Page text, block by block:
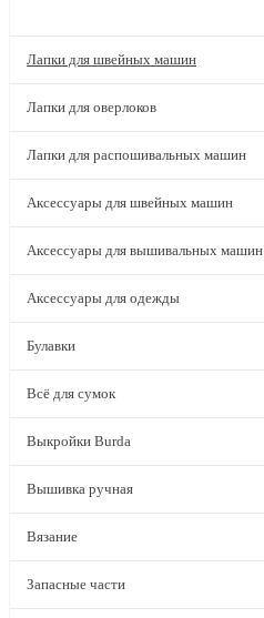
Лапки для швейных машин
Лапки для оверлоков
Лапки для распошивальных машин
Аксессуары для швейных машин
Аксессуары для вышивальных машин
Аксессуары для одежды
Булавки
Всё для сумок
Выкройки Burda
Вышивка ручная
Вязание
Запасные части